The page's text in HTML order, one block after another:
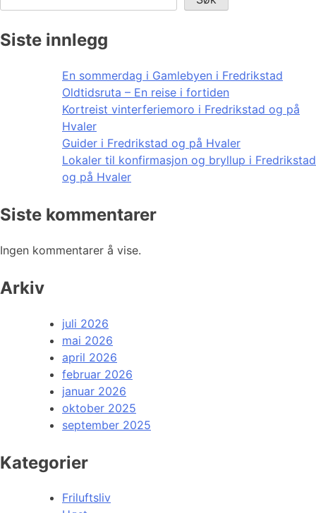
Siste innlegg
En sommerdag i Gamlebyen i Fredrikstad
Oldtidsruta – En reise i fortiden
Kortreist vinterferiemoro i Fredrikstad og på
Hvaler
Guider i Fredrikstad og på Hvaler
Lokaler til konfirmasjon og bryllup i Fredrikstad
og på Hvaler
Siste kommentarer
Ingen kommentarer å vise.
Arkiv
juli 2026
mai 2026
april 2026
februar 2026
januar 2026
oktober 2025
september 2025
Kategorier
Friluftsliv